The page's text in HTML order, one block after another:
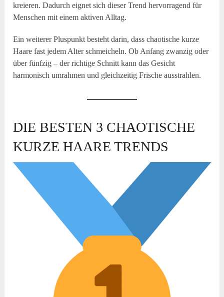
kreieren. Dadurch eignet sich dieser Trend hervorragend für
Menschen mit einem aktiven Alltag.
Ein weiterer Pluspunkt besteht darin, dass chaotische kurze
Haare fast jedem Alter schmeicheln. Ob Anfang zwanzig oder
über fünfzig – der richtige Schnitt kann das Gesicht
harmonisch umrahmen und gleichzeitig Frische ausstrahlen.
DIE BESTEN 3 CHAOTISCHE
KURZE HAARE TRENDS